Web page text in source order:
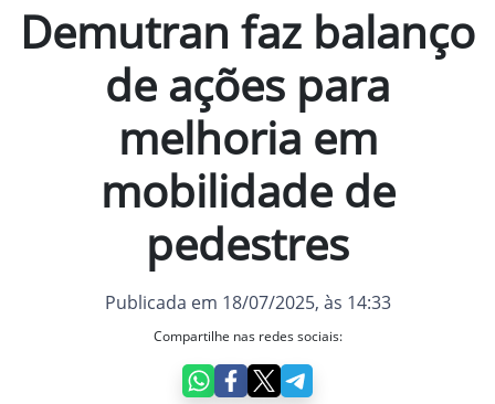
Demutran faz balanço
de ações para
melhoria em
mobilidade de
pedestres
Publicada em 18/07/2025, às 14:33
Compartilhe nas redes sociais: